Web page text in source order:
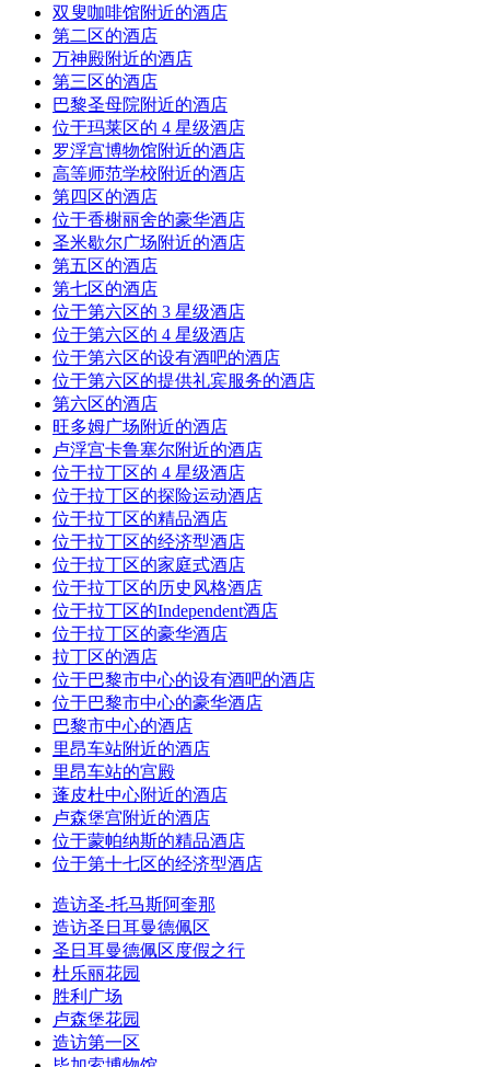
双叟咖啡馆附近的酒店
第二区的酒店
万神殿附近的酒店
第三区的酒店
巴黎圣母院附近的酒店
位于玛莱区的 4 星级酒店
罗浮宫博物馆附近的酒店
高等师范学校附近的酒店
第四区的酒店
位于香榭丽舍的豪华酒店
圣米歇尔广场附近的酒店
第五区的酒店
第七区的酒店
位于第六区的 3 星级酒店
位于第六区的 4 星级酒店
位于第六区的设有酒吧的酒店
位于第六区的提供礼宾服务的酒店
第六区的酒店
旺多姆广场附近的酒店
卢浮宫卡鲁塞尔附近的酒店
位于拉丁区的 4 星级酒店
位于拉丁区的探险运动酒店
位于拉丁区的精品酒店
位于拉丁区的经济型酒店
位于拉丁区的家庭式酒店
位于拉丁区的历史风格酒店
位于拉丁区的Independent酒店
位于拉丁区的豪华酒店
拉丁区的酒店
位于巴黎市中心的设有酒吧的酒店
位于巴黎市中心的豪华酒店
巴黎市中心的酒店
里昂车站附近的酒店
里昂车站的宫殿
蓬皮杜中心附近的酒店
卢森堡宫附近的酒店
位于蒙帕纳斯的精品酒店
位于第十七区的经济型酒店
造访圣-托马斯阿奎那
造访圣日耳曼德佩区
圣日耳曼德佩区度假之行
杜乐丽花园
胜利广场
卢森堡花园
造访第一区